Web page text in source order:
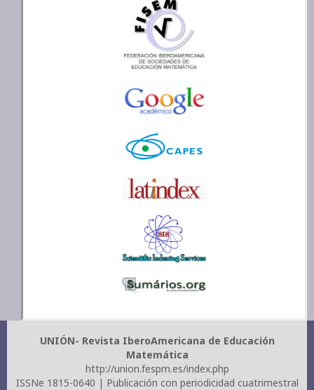
UNIÓN- Revista IberoAmericana de Educación
Matemática
http://union.fespm.es/index.php
ISSNe 1815-0640 | Publicación con periodicidad cuatrimestral